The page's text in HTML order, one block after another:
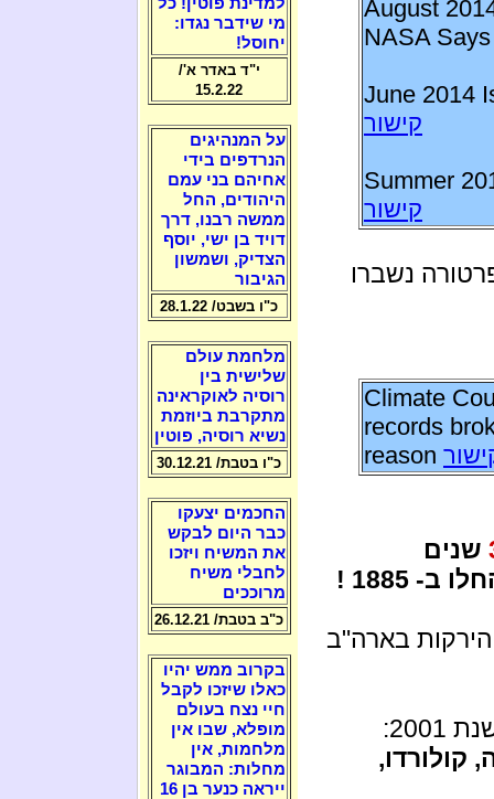
August
NASA
June 2014
קישור
Summer
קישור
נשברו
Climate
records
reason
שנים
1885 !
בארה"ב
קולורדו,
מי שידבר נגדו:
יחוסל!
י"ד באדר א'/
15.2.22
על המנהיגים
הנרדפים בידי
אחיהם בני עמם
היהודים, החל
ממשה רבנו, דרך
דויד בן ישי, יוסף
הצדיק, ושמשון
הגיבור
כ"ו בשבט/ 28.1.22
מלחמת עולם
שלישית בין
רוסיה לאוקראינה
מתקרבת ביוזמת
נשיא רוסיה, פוטין
כ"ו בטבת/ 30.12.21
החכמים יצעקו
כבר היום לבקש
את המשיח ויזכו
לחבלי משיח
מרוככים
כ"ב בטבת/ 26.12.21
בקרוב ממש יהיו
כאלו שיזכו לקבל
חיי נצח בעולם
מופלא, שבו אין
מלחמות, אין
מחלות: המבוגר
ייראה כנער בן 16